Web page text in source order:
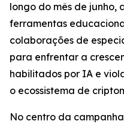
longo do mês de junho,
ferramentas
colaborações de
para enfrentar a
habilitados por IA e
o ecossistema de
No centro da